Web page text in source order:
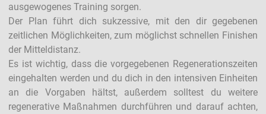
ausgewogenes Training sorgen.
Der Plan führt dich sukzessive, mit den dir gegebenen
zeitlichen Möglichkeiten, zum möglichst schnellen Finishen
der Mitteldistanz.
Es ist wichtig, dass die vorgegebenen Regenerationszeiten
eingehalten werden und du dich in den intensiven Einheiten
an die Vorgaben hältst, außerdem solltest du weitere
regenerative Maßnahmen durchführen und darauf achten,